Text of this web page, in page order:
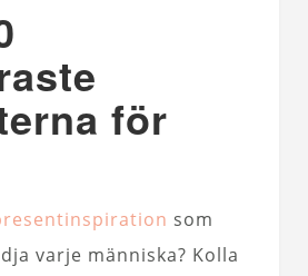
för
som
varje människa? Kolla